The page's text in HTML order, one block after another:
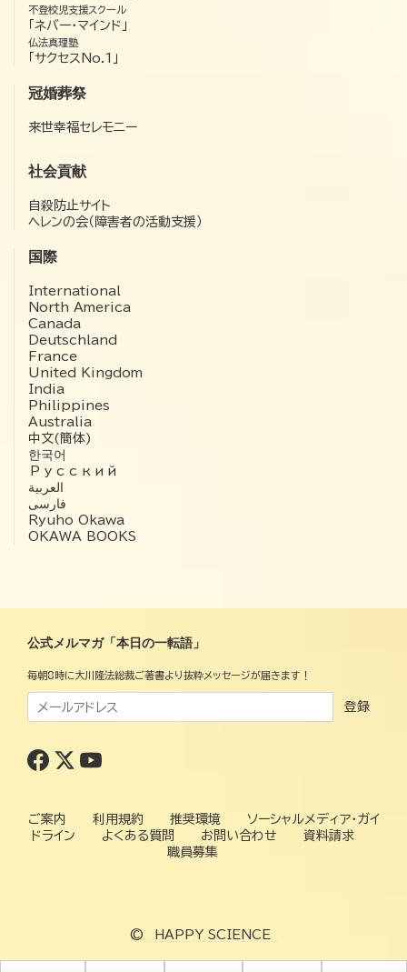
不登校児支援スクール
「ネバー・マインド」
仏法真理塾
「サクセスNo.1」
冠婚葬祭
来世幸福セレモニー
社会貢献
自殺防止サイト
ヘレンの会（障害者の活動支援）
国際
International
North America
Canada
Deutschland
France
United Kingdom
India
Philippines
Australia
中文(簡体)
한국어
Русский
العربية‏
فارسی
Ryuho Okawa
OKAWA BOOKS
公式メルマガ「本日の一転語」
毎朝8時に大川隆法総裁ご著書より抜粋メッセージが届きます！
登録
ご案内 利用規約 推奨環境
ソーシャルメディア・ガイ
ドライン
よくある質問 お問い合わせ
資料請求
職員募集
© HAPPY SCIENCE